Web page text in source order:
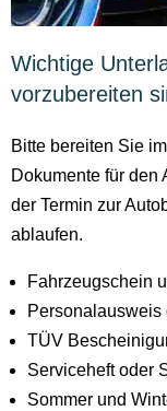
Wichtige
vorzubereiten
Bitte bereiten Sie
Dokumente für den
der Termin zur
ablaufen.
Fahrzeugschein
TÜV
Serviceheft oder
Sommer und